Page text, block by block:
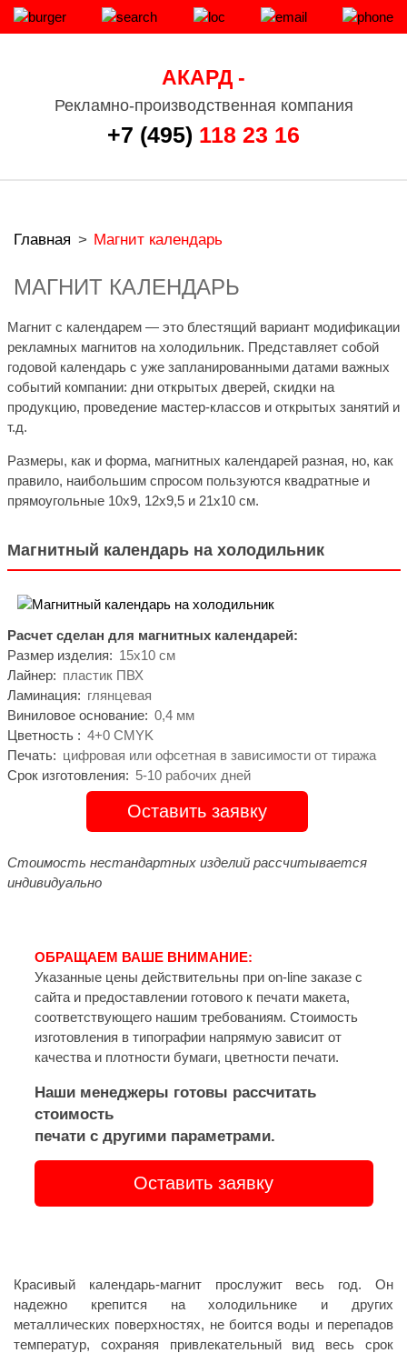
АКАРД -
Рекламно-производственная компания
+7 (495) 118 23 16
Главная > Магнит календарь
МАГНИТ КАЛЕНДАРЬ
Магнит с календарем — это блестящий вариант модификации
рекламных магнитов на холодильник. Представляет собой
годовой календарь с уже запланированными датами важных
событий компании: дни открытых дверей, скидки на
продукцию, проведение мастер-классов и открытых занятий и
т.д.
Размеры, как и форма, магнитных календарей разная, но, как
правило, наибольшим спросом пользуются квадратные и
прямоугольные 10х9, 12х9,5 и 21х10 см.
Магнитный календарь на холодильник
Расчет сделан для магнитных календарей:
Размер изделия: 15х10 см
Лайнер: пластик ПВХ
Ламинация: глянцевая
Виниловое основание: 0,4 мм
Цветность : 4+0 CMYK
Печать: цифровая или офсетная в зависимости от тиража
Срок изготовления: 5-10 рабочих дней
Оставить заявку
Стоимость нестандартных изделий рассчитывается
индивидуально
ОБРАЩАЕМ ВАШЕ ВНИМАНИЕ:
Указанные цены действительны при on-line заказе с
сайта и предоставлении готового к печати макета,
соответствующего нашим требованиям. Стоимость
изготовления в типографии напрямую зависит от
качества и плотности бумаги, цветности печати.
Наши менеджеры готовы рассчитать
стоимость
печати с другими параметрами.
Оставить заявку
Красивый календарь-магнит прослужит весь год. Он
надежно крепится на холодильнике и других
металлических поверхностях, не боится воды и перепадов
температур, сохраняя привлекательный вид весь срок